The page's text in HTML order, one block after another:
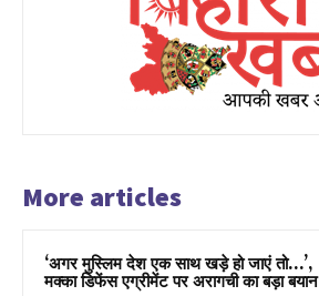
More articles
‘अगर मुस्लिम देश एक साथ खड़े हो जाएं तो…’,
मक्का डिफेंस एग्रीमेंट पर अरागची का बड़ा बयान